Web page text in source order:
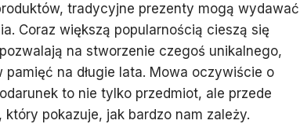
tradycyjne prezenty mogą wydawać
Coraz większą popularnością cieszą się
na stworzenie czegoś unikalnego,
na długie lata. Mowa oczywiście o
to nie tylko przedmiot, ale przede
pokazuje, jak bardzo nam zależy.